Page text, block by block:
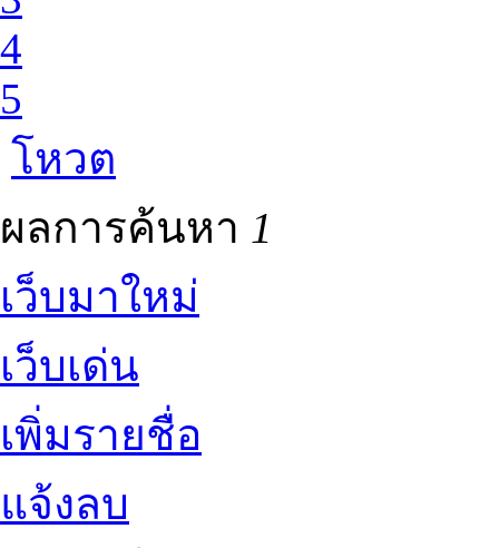
4
5
โหวต
ผลการค้นหา 1
เว็บมาใหม่
เว็บเด่น
เพิ่มรายชื่อ
แจ้งลบ